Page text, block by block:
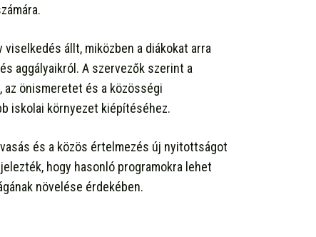
állt, miközben a diákokat arra
aggályaikról. A szervezők szerint a
az önismeretet és a közösségi
iskolai környezet kiépítéséhez.
és a közös értelmezés új nyitottságot
hogy hasonló programokra lehet
növelése érdekében.